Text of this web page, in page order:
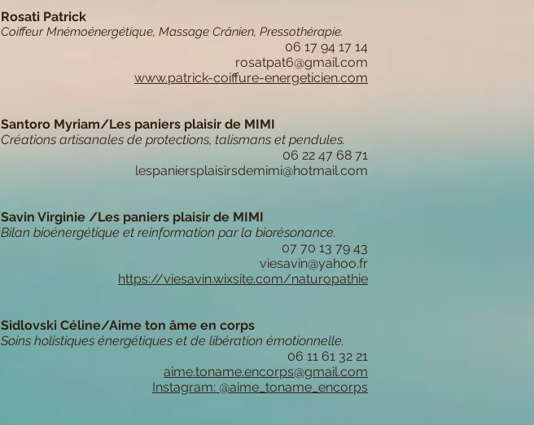
Rosati Patrick
Coiffeur Mnémoénergétique, Massage Crânien, Pressothérapie.
06 17 94 17 14
rosatpat6@gmail.com
www.patrick-coiffure-energeticien.com
Santoro Myriam/Les paniers plaisir de MIMI
Créations artisanales de protections, talismans et pendules.
06 22 47 68 71
lespaniersplaisirsdemimi@hotmail.com
Savin Virginie /Les paniers plaisir de MIMI
Bilan bioénergétique et reinformation par la biorésonance.
07 70 13 79 43
viesavin@yahoo.fr
https://viesavin.wixsite.com/naturopathie
Sidlovski Céline/Aime ton âme en corps
Soins holistiques énergétiques et de libération émotionnelle.
06 11 61 32 21
aime.toname.encorps@gmail.com
Instagram: @aime_toname_encorps